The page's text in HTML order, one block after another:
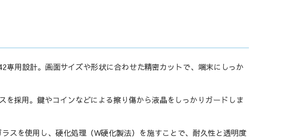
専用設計。画面サイズや形状に合わせた精密カットで、端末にしっか
を採用。鍵やコインなどによる擦り傷から液晶をしっかりガードしま
スを使用し、硬化処理（W硬化製法）を施すことで、耐久性と透明度